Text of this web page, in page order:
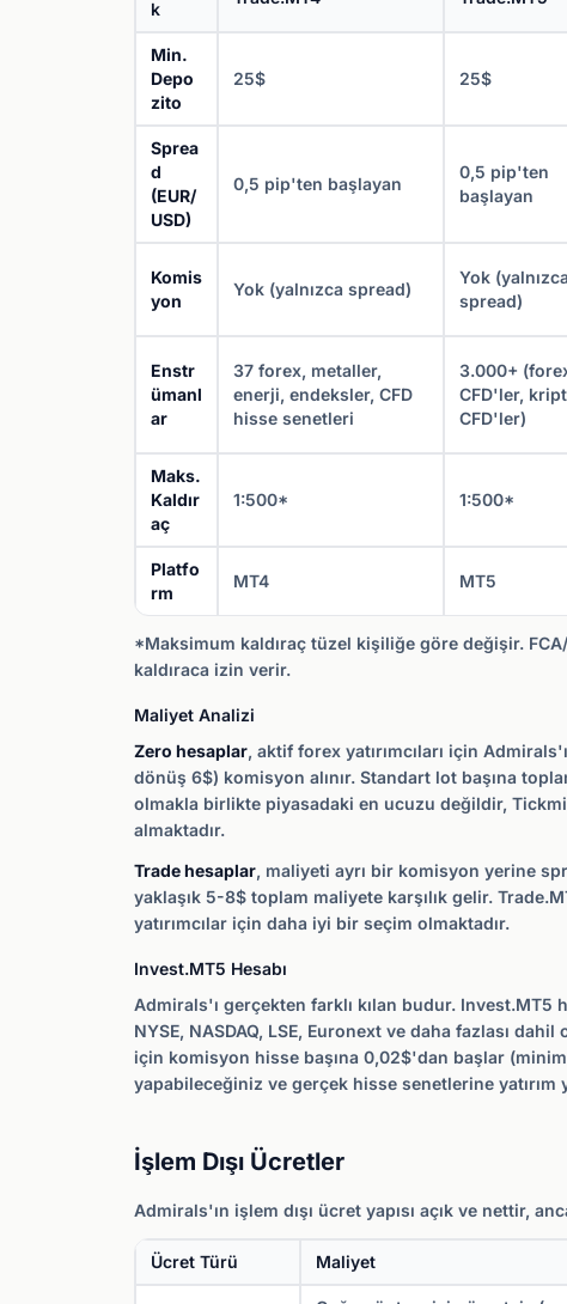
k
Min.
Depo
zito
25$ 25$
Sprea
d
(EUR/
USD)
0,5 pip'ten başlayan
0,5 pip'ten
başlayan
Komis
yon
Yok (yalnızca spread)
Yok (yalnızca
spread)
Enstr
ümanl
ar
37 forex, metaller,
enerji, endeksler, CFD
hisse senetleri
3.000+
CFD'ler,
CFD'ler)
Maks.
Kaldır
aç
1:500* 1:500*
Platfo
rm
MT4 MT5
*Maksimum kaldıraç tüzel kişiliğe göre değişir.
kaldıraca izin verir.
Maliyet Analizi
Zero hesaplar, aktif forex yatırımcıları için
dönüş 6$) komisyon alınır. Standart lot başına
olmakla birlikte piyasadaki en ucuzu değildir,
almaktadır.
Trade hesaplar, maliyeti ayrı bir komisyon yerine
yaklaşık 5-8$ toplam maliyete karşılık gelir.
yatırımcılar için daha iyi bir seçim olmaktadır.
Invest.MT5 Hesabı
Admirals'ı gerçekten farklı kılan budur.
NYSE, NASDAQ, LSE, Euronext ve daha fazlası
için komisyon hisse başına 0,02$'dan başlar
yapabileceğiniz ve gerçek hisse senetlerine
İşlem Dışı Ücretler
Admirals'ın işlem dışı ücret yapısı açık ve nettir,
Ücret Türü Maliyet